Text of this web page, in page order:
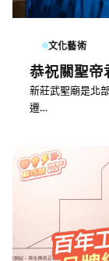
文化藝術
恭祝關聖帝
新莊武聖廟是北
遷…